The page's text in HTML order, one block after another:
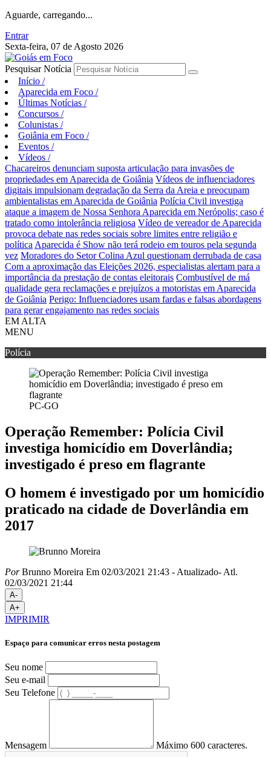
Aguarde, carregando...
Entrar
Sexta-feira, 07 de Agosto 2026
Pesquisar Notícia
Início /
Aparecida em Foco /
Últimas Notícias /
Concursos /
Colunistas /
Goiânia em Foco /
Eventos /
Vídeos /
Chacareiros denunciam suposta articulação para invasões de
propriedades em Aparecida de Goiânia Vídeos de influenciadores
digitais impulsionam degradação da Serra da Areia e preocupam
ambientalistas em Aparecida de Goiânia Polícia Civil investiga
ataque a imagem de Nossa Senhora Aparecida em Nerópolis; caso é
tratado como intolerância religiosa Vídeo de vereador de Aparecida
provoca debate nas redes sociais sobre limites entre religião e
política Aparecida é Show não terá rodeio em touros pela segunda
vez Moradores do Setor Colina Azul questionam derrubada de casa
Com a aproximação das Eleições 2026, especialistas alertam para a
importância da prestação de contas eleitorais Combustível de má
qualidade gera reclamações e prejuízos a motoristas em Aparecida
de Goiânia Perigo: Influenciadores usam fardas e falsas abordagens
para gerar engajamento nas redes sociais
EM ALTA
MENU
Polícia
PC-GO
Operação Remember: Polícia Civil
investiga homicídio em Doverlândia;
investigado é preso em flagrante
O homem é investigado por um homicídio
praticado na cidade de Doverlândia em
2017
PorBrunno Moreira Em 02/03/2021 21:43 - Atualizado- Atl.
02/03/2021 21:44
A-
A+
IMPRIMIR
Espaço para comunicar erros nesta postagem
Seu nome
Seu e-mail
Seu Telefone
Mensagem Máximo 600 caracteres.